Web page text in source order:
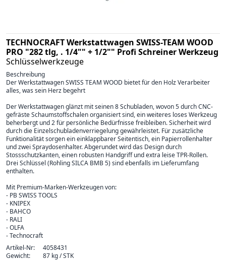
TECHNOCRAFT Werkstattwagen SWISS-TEAM WOOD
PRO "282 tlg, . 1/4"" + 1/2"" Profi Schreiner Werkzeug
Schlüsselwerkzeuge
Beschreibung
Der Werkstattwagen SWISS TEAM WOOD bietet für den Holz Verarbeiter
alles, was sein Herz begehrt
Der Werkstattwagen glänzt mit seinen 8 Schubladen, wovon 5 durch CNC-
gefräste Schaumstoffschalen organisiert sind, ein weiteres loses Werkzeug
beherbergt und 2 für persönliche Bedürfnisse freibleiben. Sicherheit wird
durch die Einzelschubladenverriegelung gewährleistet. Für zusätzliche
Funktionalität sorgen ein einklappbarer Seitentisch, ein Papierrollenhalter
und zwei Spraydosenhalter. Abgerundet wird das Design durch
Stossschutzkanten, einen robusten Handgriff und extra leise TPR-Rollen.
Drei Schlüssel (Rohling SILCA BMB 5) sind ebenfalls im Lieferumfang
enthalten.
Mit Premium-Marken-Werkzeugen von:
- PB SWISS TOOLS
- KNIPEX
- BAHCO
- RALI
- OLFA
- Technocraft
Artikel-Nr:
4058431
Gewicht:
87 kg / STK